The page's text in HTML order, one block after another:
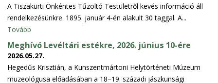
A Tiszakürti Önkéntes Tűzoltó Testületről kevés információ áll
rendelkezésünkre. 1895. január 4-én alakult 30 taggal. A...
Tovább
Meghívó Levéltári estékre, 2026. június 10-ére
2026.05.27.
Hegedűs Krisztián, a Kunszentmártoni Helytörténeti Múzeum
muzeológusa előadásában a 18–19. századi jászkunsági